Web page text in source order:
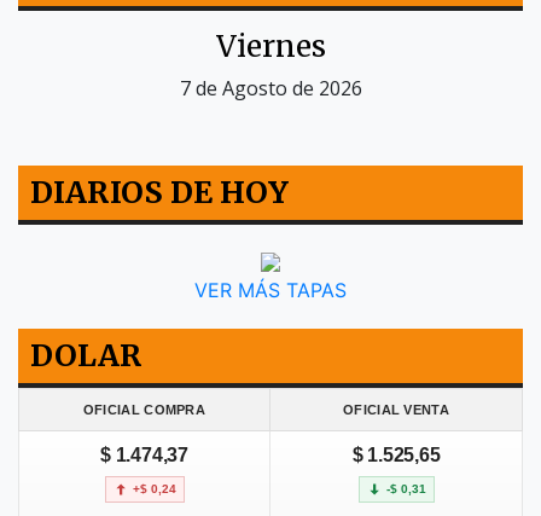
Viernes
7 de Agosto de 2026
DIARIOS DE HOY
VER MÁS TAPAS
DOLAR
OFICIAL COMPRA OFICIAL VENTA
$ 1.474,37
+$ 0,24
$ 1.525,65
-$ 0,31